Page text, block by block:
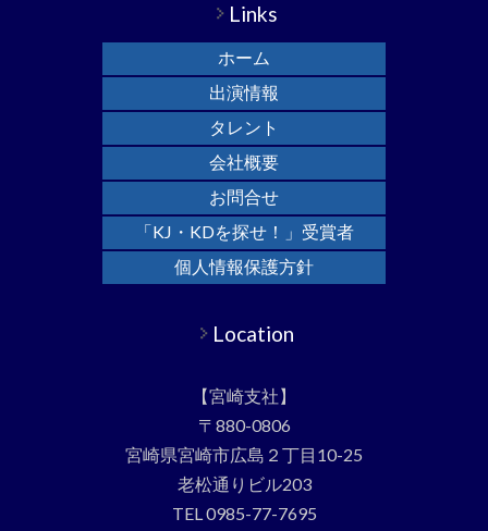
Links
ホーム
出演情報
タレント
会社概要
お問合せ
「KJ・KDを探せ！」受賞者
個人情報保護方針
Location
【宮崎支社】
〒880-0806
宮崎県宮崎市広島２丁目10-25
老松通りビル203
TEL 0985-77-7695